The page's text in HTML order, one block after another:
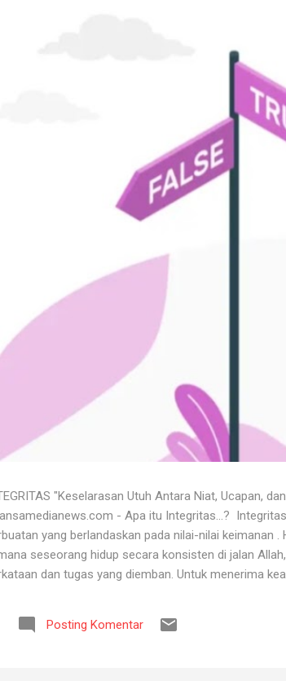
"Keselarasan Utuh Antara Niat, Ucapan,
- Apa itu Integritas...?
yang berlandaskan pada nilai-nilai keimanan
seseorang hidup secara konsisten di jalan
dan tugas yang diemban. Untuk menerima
merelakan integritasnya hancur. Padahal telah
atau baik. Seorang muslim, iman merupakan
Posting Komentar